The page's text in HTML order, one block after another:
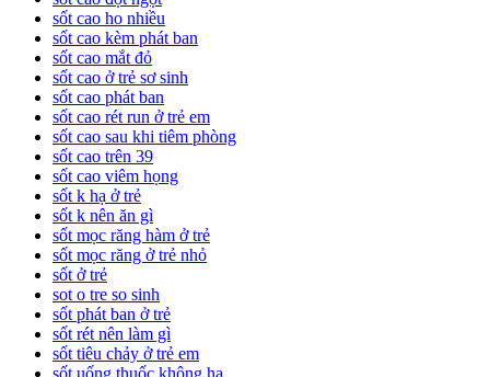
sốt cao ho nhiều
sốt cao kèm phát ban
sốt cao mắt đỏ
sốt cao ở trẻ sơ sinh
sốt cao phát ban
sốt cao rét run ở trẻ em
sốt cao sau khi tiêm phòng
sốt cao trên 39
sốt cao viêm họng
sốt k hạ ở trẻ
sốt k nên ăn gì
sốt mọc răng hàm ở trẻ
sốt mọc răng ở trẻ nhỏ
sốt ở trẻ
sot o tre so sinh
sốt phát ban ở trẻ
sốt rét nên làm gì
sốt tiêu chảy ở trẻ em